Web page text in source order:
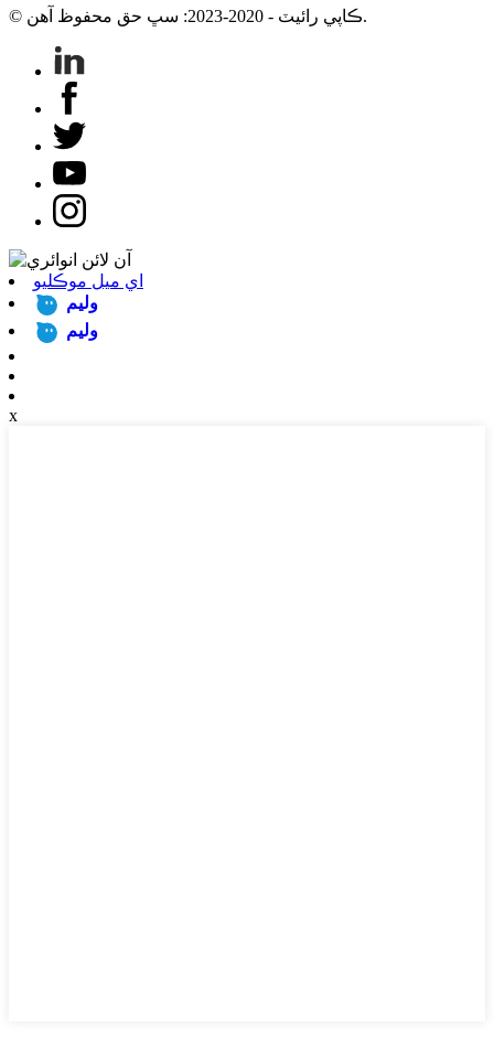
© ڪاپي رائيٽ - 2020-2023: سڀ حق محفوظ آهن.
اي ميل موڪليو
وليم
وليم
x